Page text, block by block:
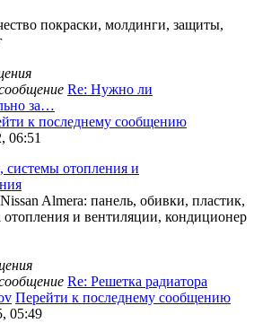
покраски, молдинги, защиты,
Re: Нужно ли
за…
к последнему сообщению
06:51
системы отопления и
Almera: панель, обивки, пластик,
отопления и вентиляции, кондиционер
Re: Решетка радиатора
Перейти к последнему сообщению
05:49